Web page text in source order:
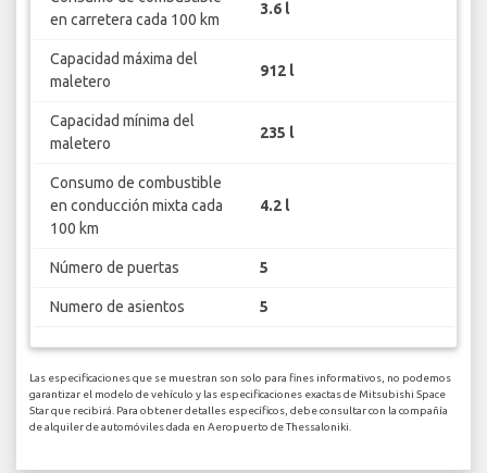
en carretera cada 100 km
3.6 l
Capacidad máxima del
maletero
912 l
Capacidad mínima del
maletero
235 l
Consumo de combustible
en conducción mixta cada
100 km
4.2 l
Número de puertas 5
Numero de asientos 5
Las especificaciones que se muestran son solo para fines informativos, no podemos
garantizar el modelo de vehículo y las especificaciones exactas de Mitsubishi Space
Star que recibirá. Para obtener detalles específicos, debe consultar con la compañía
de alquiler de automóviles dada en Aeropuerto de Thessaloniki.